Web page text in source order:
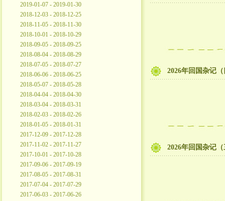
2019-01-07 - 2019-01-30
2018-12-03 - 2018-12-25
2018-11-05 - 2018-11-30
2018-10-01 - 2018-10-29
2018-09-05 - 2018-09-25
2018-08-04 - 2018-08-29
2018-07-05 - 2018-07-27
2018-06-06 - 2018-06-25
2018-05-07 - 2018-05-28
2018-04-04 - 2018-04-30
2018-03-04 - 2018-03-31
2018-02-03 - 2018-02-26
2018-01-05 - 2018-01-31
2017-12-09 - 2017-12-28
2017-11-02 - 2017-11-27
2017-10-01 - 2017-10-28
2017-09-06 - 2017-09-19
2017-08-05 - 2017-08-31
2017-07-04 - 2017-07-29
2017-06-03 - 2017-06-26
2026年回国杂记
2026年回国杂记